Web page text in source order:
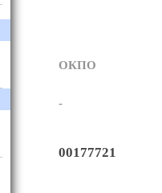
ОКПО
-
00177721